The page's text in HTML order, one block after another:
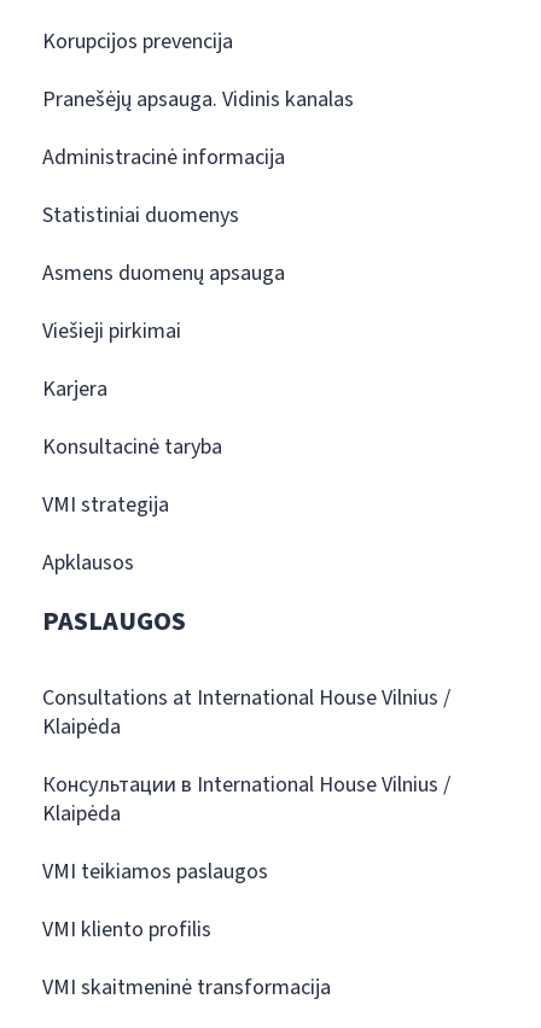
Korupcijos prevencija
Pranešėjų apsauga. Vidinis kanalas
Administracinė informacija
Statistiniai duomenys
Asmens duomenų apsauga
Viešieji pirkimai
Karjera
Konsultacinė taryba
VMI strategija
Apklausos
PASLAUGOS
Consultations at International House Vilnius /
Klaipėda
Консультации в International House Vilnius /
Klaipėda
VMI teikiamos paslaugos
VMI kliento profilis
VMI skaitmeninė transformacija